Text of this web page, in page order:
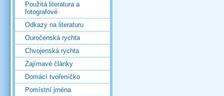
Použitá literatura a
fotografové
Odkazy na literaturu
Ouročenská rychta
Chvojenská rychta
Zajímavé články
Domácí tvořeníčko
Pomístní jména